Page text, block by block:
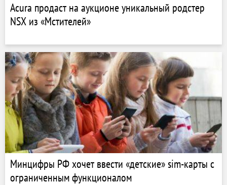
Acura продаст на аукционе уникальный родстер
NSX из «Мстителей»
Минцифры РФ хочет ввести «детские» sim-карты с
ограниченным функционалом